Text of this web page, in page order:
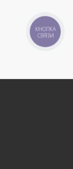
КНОПКА
СВЯЗИ